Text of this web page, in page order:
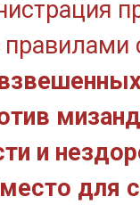
и
для